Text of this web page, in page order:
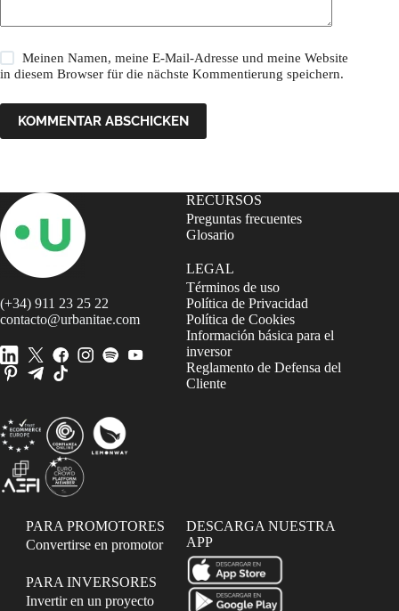
Meinen Namen, meine E-Mail-Adresse und meine Website
in diesem Browser für die nächste Kommentierung speichern.
KOMMENTAR ABSCHICKEN
(+34) 911 23 25 22
contacto@urbanitae.com
RECURSOS
Preguntas frecuentes
Glosario
LEGAL
Términos de uso
Política de Privacidad
Política de Cookies
Información básica para el
inversor
Reglamento de Defensa del
Cliente
PARA PROMOTORES
Convertirse en promotor
PARA INVERSORES
Invertir en un proyecto
DESCARGA NUESTRA
APP